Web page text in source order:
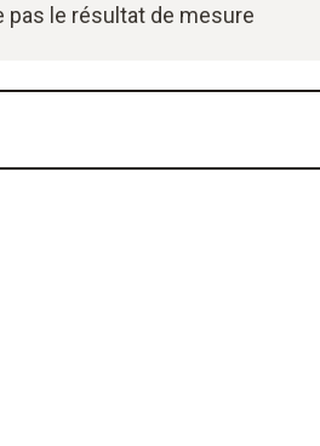
pas le résultat de mesure